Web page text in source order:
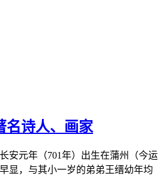
名诗人、画家
安元年（701年）出生在蒲州（今运
显，与其小一岁的弟弟王缙幼年均